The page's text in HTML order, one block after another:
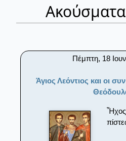
Πέμπτη, 18
Άγιος Λεόντιος και οι